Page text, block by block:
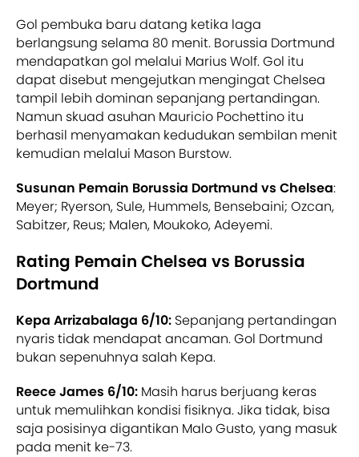
Gol pembuka baru datang ketika laga
berlangsung selama 80 menit. Borussia Dortmund
mendapatkan gol melalui Marius Wolf. Gol itu
dapat disebut mengejutkan mengingat Chelsea
tampil lebih dominan sepanjang pertandingan.
Namun skuad asuhan Mauricio Pochettino itu
berhasil menyamakan kedudukan sembilan menit
kemudian melalui Mason Burstow.
Susunan Pemain Borussia Dortmund vs Chelsea:
Meyer; Ryerson, Sule, Hummels, Bensebaini; Ozcan,
Sabitzer, Reus; Malen, Moukoko, Adeyemi.
Rating Pemain Chelsea vs Borussia
Dortmund
Kepa Arrizabalaga 6/10: Sepanjang pertandingan
nyaris tidak mendapat ancaman. Gol Dortmund
bukan sepenuhnya salah Kepa.
Reece James 6/10: Masih harus berjuang keras
untuk memulihkan kondisi fisiknya. Jika tidak, bisa
saja posisinya digantikan Malo Gusto, yang masuk
pada menit ke-73.